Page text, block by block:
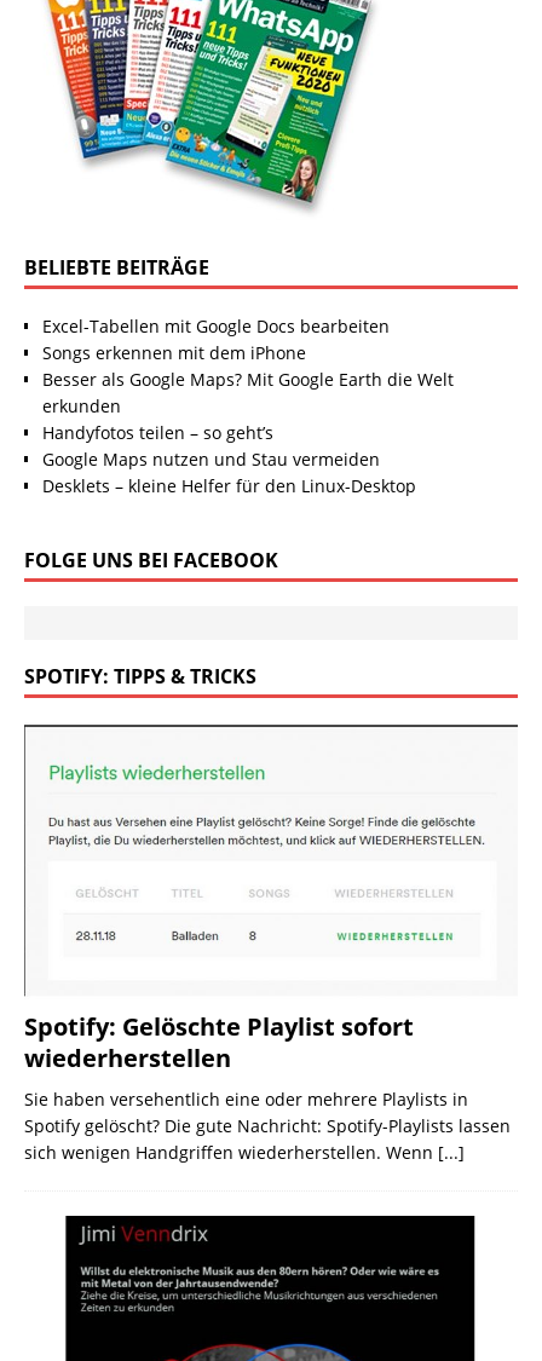
BELIEBTE BEITRÄGE
Excel-Tabellen mit Google Docs bearbeiten
Songs erkennen mit dem iPhone
Besser als Google Maps? Mit Google Earth die Welt
erkunden
Handyfotos teilen – so geht’s
Google Maps nutzen und Stau vermeiden
Desklets – kleine Helfer für den Linux-Desktop
FOLGE UNS BEI FACEBOOK
SPOTIFY: TIPPS & TRICKS
Spotify: Gelöschte Playlist sofort
wiederherstellen
Sie haben versehentlich eine oder mehrere Playlists in
Spotify gelöscht? Die gute Nachricht: Spotify-Playlists lassen
sich wenigen Handgriffen wiederherstellen. Wenn [...]